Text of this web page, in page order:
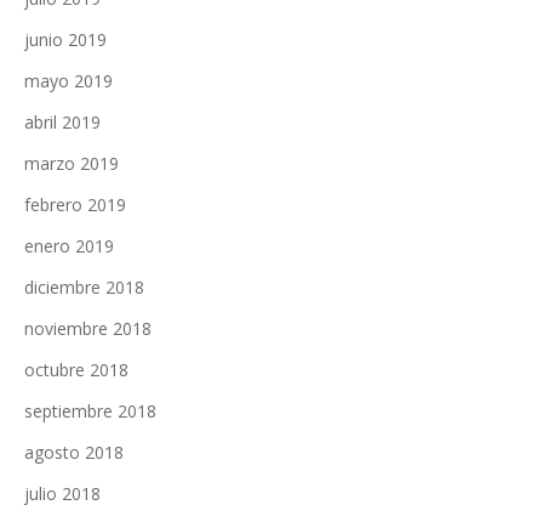
junio 2019
mayo 2019
abril 2019
marzo 2019
febrero 2019
enero 2019
diciembre 2018
noviembre 2018
octubre 2018
septiembre 2018
agosto 2018
julio 2018